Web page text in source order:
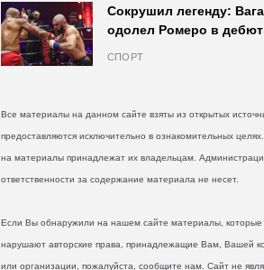
Сокрушил легенду:
одолел Ромеро в
СПОРТ
Все материалы на данном сайте взяты из открытых
предоставляются исключительно в ознакомительных
на материалы принадлежат их владельцам.
ответственности за содержание материала не несет.
Если Вы обнаружили на нашем сайте материалы, которые
нарушают авторские права, принадлежащие Вам, Вашей
или организации, пожалуйста, сообщите нам. Сайт не